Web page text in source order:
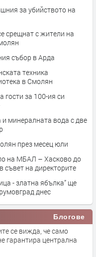
за убийството на
срещнат с жители на
събор в Арда
техника
в Смолян
за 100-ия си
минералната вода с две
през месец юли
на МБАЛ – Хасково до
съвет на директорите
- златна ябълка” ще
днес
Блогове
се вижда, че само
гарантира централна